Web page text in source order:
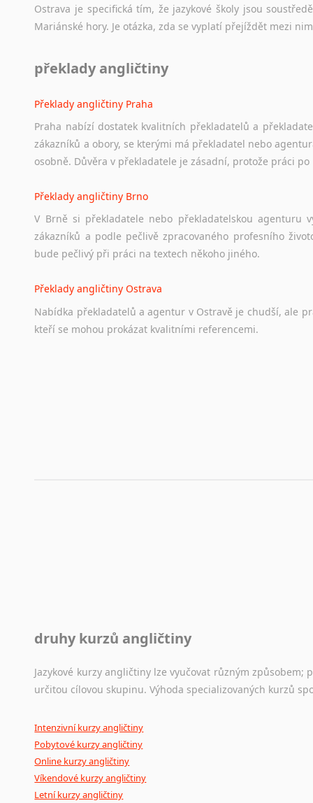
Ostrava je specifická tím, že jazykové školy jsou
Mariánské hory. Je otázka, zda se vyplatí přejíždět mezi
překlady angličtiny
Překlady angličtiny Praha
Praha nabízí dostatek kvalitních překladatelů a
zákazníků a obory, se kterými má překladatel nebo
osobně. Důvěra v překladatele je zásadní, protože práci
Překlady angličtiny Brno
V Brně si překladatele nebo překladatelskou agenturu
zákazníků a podle pečlivě zpracovaného profesního
bude pečlivý při práci na textech někoho jiného.
Překlady angličtiny Ostrava
Nabídka překladatelů a agentur v Ostravě je chudší, ale
kteří se mohou prokázat kvalitními referencemi.
druhy kurzů angličtiny
Jazykové kurzy angličtiny lze vyučovat různým
určitou cílovou skupinu. Výhoda specializovaných kurzů
Intenzivní kurzy angličtiny
Pobytové kurzy angličtiny
Online kurzy angličtiny
Víkendové kurzy angličtiny
Letní kurzy angličtiny